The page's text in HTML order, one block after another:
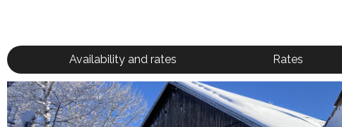
Availability and rates Rates